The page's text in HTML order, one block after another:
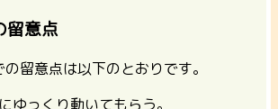
留意点
留意点は以下のとおりです。
ゆっくり動いてもらう。